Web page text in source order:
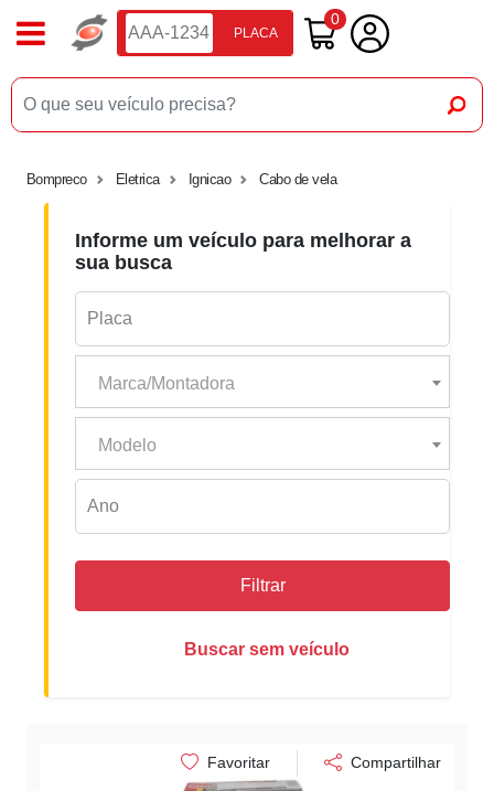
PLACA
0
Bompreco Eletrica Ignicao Cabo de vela
Informe um veículo para melhorar a
sua busca
Marca/Montadora
Modelo
Filtrar
Buscar sem veículo
Favoritar Compartilhar